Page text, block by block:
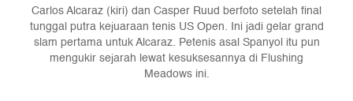
Carlos Alcaraz (kiri) dan Casper Ruud berfoto setelah final
tunggal putra kejuaraan tenis US Open. Ini jadi gelar grand
slam pertama untuk Alcaraz. Petenis asal Spanyol itu pun
mengukir sejarah lewat kesuksesannya di Flushing
Meadows ini.